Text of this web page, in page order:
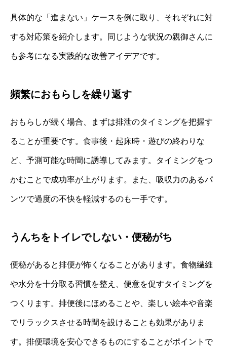
具体的な「進まない」ケースを例に取り、それぞれに対
する対応策を紹介します。同じような状況の親御さんに
も参考になる実践的な改善アイデアです。
頻繁におもらしを繰り返す
おもらしが続く場合、まずは排泄のタイミングを把握す
ることが重要です。食事後・起床時・遊びの終わりな
ど、予測可能な時間に誘導してみます。タイミングをつ
かむことで成功率が上がります。また、吸収力のあるパ
ンツで過度の不快を軽減するのも一手です。
うんちをトイレでしない・便秘がち
便秘があると排便が怖くなることがあります。食物繊維
や水分を十分取る習慣を整え、便意を促すタイミングを
つくります。排便後にほめることや、楽しい絵本や音楽
でリラックスさせる時間を設けることも効果がありま
す。排便環境を安心できるものにすることがポイントで